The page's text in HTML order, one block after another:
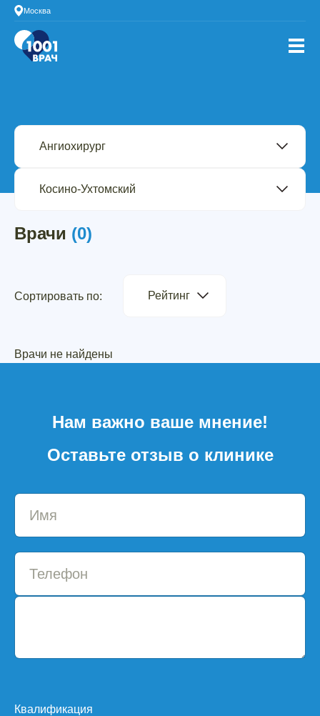
Москва
Врачи (0)
Сортировать по: Рейтинг
Врачи не найдены
Нам важно ваше мнение!
Оставьте отзыв о клинике
Квалификация